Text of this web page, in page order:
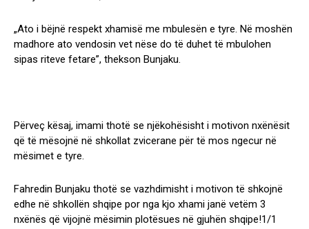
„Ato i bëjnë respekt xhamisë me mbulesën e tyre. Në moshën
madhore ato vendosin vet nëse do të duhet të mbulohen
sipas riteve fetare”, thekson Bunjaku.
Përveç kësaj, imami thotë se njëkohësisht i motivon nxënësit
që të mësojnë në shkollat zvicerane për të mos ngecur në
mësimet e tyre.
Fahredin Bunjaku thotë se vazhdimisht i motivon të shkojnë
edhe në shkollën shqipe por nga kjo xhami janë vetëm 3
nxënës që vijojnë mësimin plotësues në gjuhën shqipe!1/1